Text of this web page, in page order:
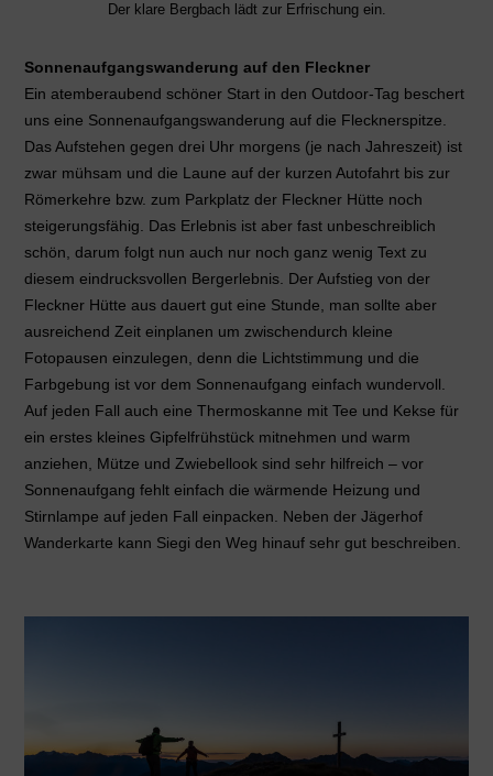
Der klare Bergbach lädt zur Erfrischung ein.
Sonnenaufgangswanderung auf den Fleckner
Ein atemberaubend schöner Start in den Outdoor-Tag beschert
uns eine Sonnenaufgangswanderung auf die Flecknerspitze.
Das Aufstehen gegen drei Uhr morgens (je nach Jahreszeit) ist
zwar mühsam und die Laune auf der kurzen Autofahrt bis zur
Römerkehre bzw. zum Parkplatz der Fleckner Hütte noch
steigerungsfähig. Das Erlebnis ist aber fast unbeschreiblich
schön, darum folgt nun auch nur noch ganz wenig Text zu
diesem eindrucksvollen Bergerlebnis. Der Aufstieg von der
Fleckner Hütte aus dauert gut eine Stunde, man sollte aber
ausreichend Zeit einplanen um zwischendurch kleine
Fotopausen einzulegen, denn die Lichtstimmung und die
Farbgebung ist vor dem Sonnenaufgang einfach wundervoll.
Auf jeden Fall auch eine Thermoskanne mit Tee und Kekse für
ein erstes kleines Gipfelfrühstück mitnehmen und warm
anziehen, Mütze und Zwiebellook sind sehr hilfreich – vor
Sonnenaufgang fehlt einfach die wärmende Heizung und
Stirnlampe auf jeden Fall einpacken. Neben der Jägerhof
Wanderkarte kann Siegi den Weg hinauf sehr gut beschreiben.